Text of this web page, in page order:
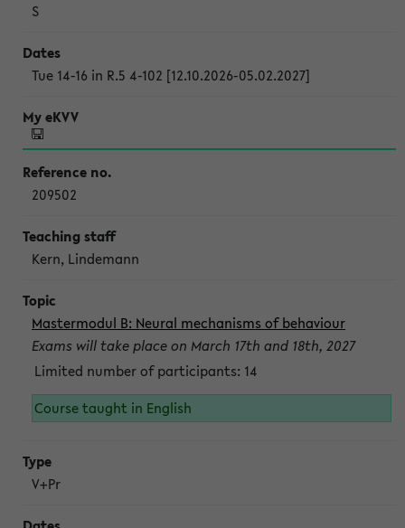
S
Tue 14-16 in R.5 4-102 [12.10.2026-05.02.2027]
209502
Kern, Lindemann
Mastermodul B: Neural mechanisms of behaviour
Exams will take place on March 17th and 18th, 2027
Limited number of participants: 14
Course taught in English
V+Pr